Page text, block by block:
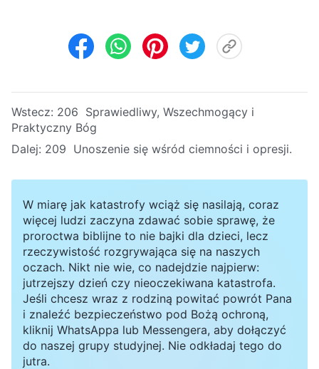
Wstecz: 206 Sprawiedliwy, Wszechmogący i
Praktyczny Bóg
Dalej: 209 Unoszenie się wśród ciemności i opresji.
W miarę jak katastrofy wciąż się nasilają, coraz
więcej ludzi zaczyna zdawać sobie sprawę, że
proroctwa biblijne to nie bajki dla dzieci, lecz
rzeczywistość rozgrywająca się na naszych
oczach. Nikt nie wie, co nadejdzie najpierw:
jutrzejszy dzień czy nieoczekiwana katastrofa.
Jeśli chcesz wraz z rodziną powitać powrót Pana
i znaleźć bezpieczeństwo pod Bożą ochroną,
kliknij WhatsAppa lub Messengera, aby dołączyć
do naszej grupy studyjnej. Nie odkładaj tego do
jutra.